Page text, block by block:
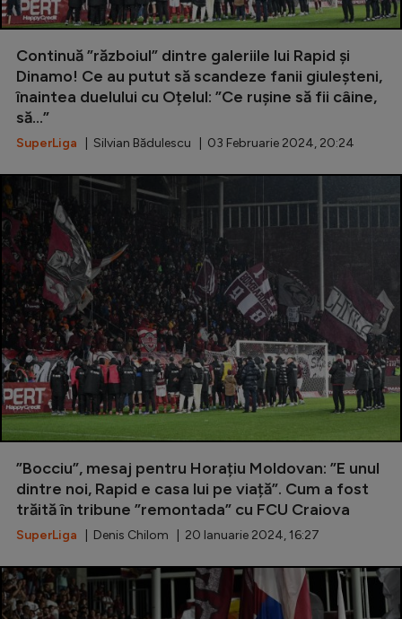
Continuă ”războiul” dintre galeriile lui Rapid și
Dinamo! Ce au putut să scandeze fanii giuleșteni,
înaintea duelului cu Oțelul: ”Ce rușine să fii câine,
să...”
SuperLiga | Silvian Bădulescu | 03 Februarie 2024, 20:24
”Bocciu”, mesaj pentru Horațiu Moldovan: ”E unul
dintre noi, Rapid e casa lui pe viață”. Cum a fost
trăită în tribune ”remontada” cu FCU Craiova
SuperLiga | Denis Chilom | 20 Ianuarie 2024, 16:27